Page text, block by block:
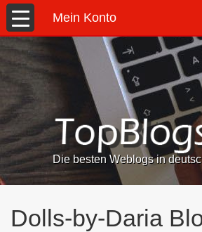
Mein Konto
Die besten Weblogs in
Dolls-by-Daria